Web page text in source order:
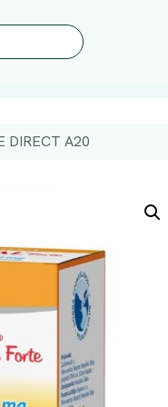
DIRECT A20